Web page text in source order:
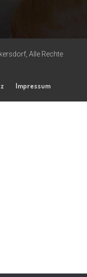
Alle Rechte
Impressum